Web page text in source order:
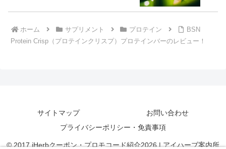
ホーム サプリメント プロテイン
BSN
Protein Crisp（プロテインクリスプ）プロテインバーのレビュー！
サイトマップ
お問い合わせ
プライバシーポリシー・免責事項
© 2017 iHerbクーポン・プロモコード紹介2026 | アイハーブ案内所